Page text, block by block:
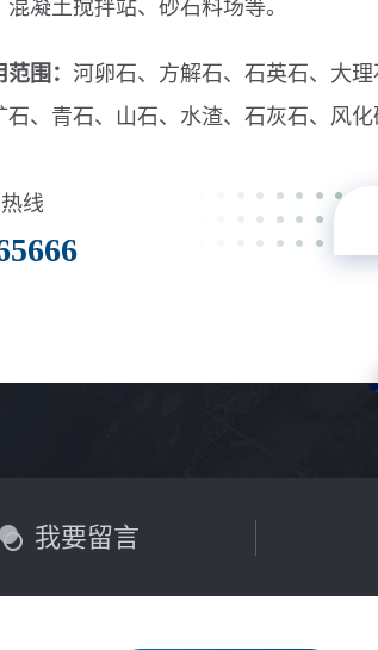
混凝土搅拌站、砂石料场等。
围： 河卵石、方解石、石英石、大理
石、青石、山石、水渣、石灰石、风
线
我要留言